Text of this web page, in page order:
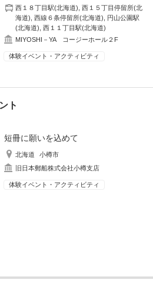
西１８丁目駅(北海道) ,西１５丁目停留所(北
海道) ,西線６条停留所(北海道)
円山公園駅
(北海道) ,西１１丁目駅(北海道)
MIYOSHI－YA コージーホール２F
体験イベント・アクティビティ
ト
短冊に願いを込めて
北海道
小樽市
旧日本郵船株式会社小樽支店
体験イベント・アクティビティ